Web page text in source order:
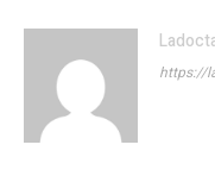
https://